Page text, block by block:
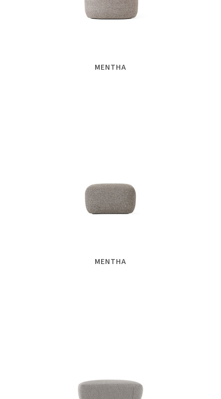
MENTHA
MENTHA